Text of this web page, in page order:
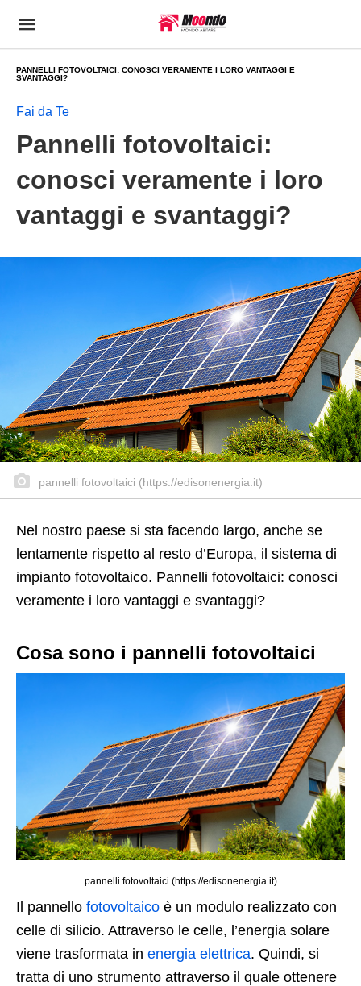
PANNELLI FOTOVOLTAICI: CONOSCI VERAMENTE I LORO VANTAGGI E
SVANTAGGI?
Fai da Te
Pannelli fotovoltaici:
conosci veramente i loro
vantaggi e svantaggi?
pannelli fotovoltaici (https://edisonenergia.it)
Nel nostro paese si sta facendo largo, anche se
lentamente rispetto al resto d’Europa, il sistema di
impianto fotovoltaico. Pannelli fotovoltaici: conosci
veramente i loro vantaggi e svantaggi?
Cosa sono i pannelli fotovoltaici
pannelli fotovoltaici (https://edisonenergia.it)
Il pannello fotovoltaico è un modulo realizzato con
celle di silicio. Attraverso le celle, l’energia solare
viene trasformata in energia elettrica. Quindi, si
tratta di uno strumento attraverso il quale ottenere